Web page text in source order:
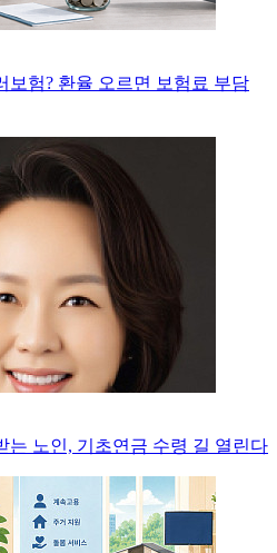
보험? 환율 오르면 보험료 부담
는 노인, 기초연금 수령 길 열린다